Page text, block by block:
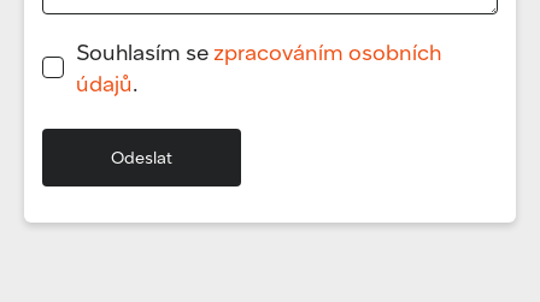
Souhlasím se zpracováním osobních
údajů.